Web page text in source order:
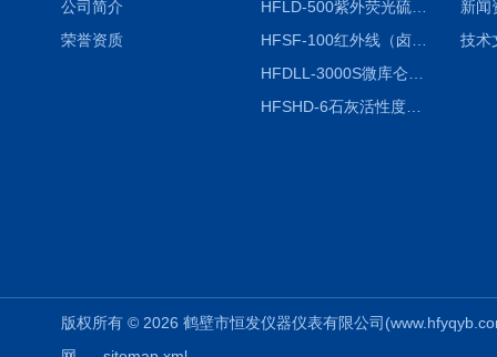
公司简介
荣誉资质
HFLD-500紫外荧光硫氮仪
HFSF-100红外线（卤素）水分测定仪
HFSHD-6石灰活性度测定仪
新闻
技术
版权所有 © 2026 鹤壁市恒发仪器仪表有限公司